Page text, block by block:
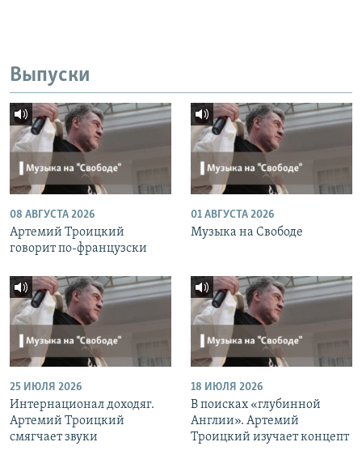
Выпуски
08 АВГУСТА 2026
Артемий Троицкий
говорит по-французски
01 АВГУСТА 2026
Музыка на Свободе
25 ИЮЛЯ 2026
Интернационал доходяг.
Артемий Троицкий
смягчает звуки
18 ИЮЛЯ 2026
В поисках «глубинной
Англии». Артемий
Троицкий изучает концепт